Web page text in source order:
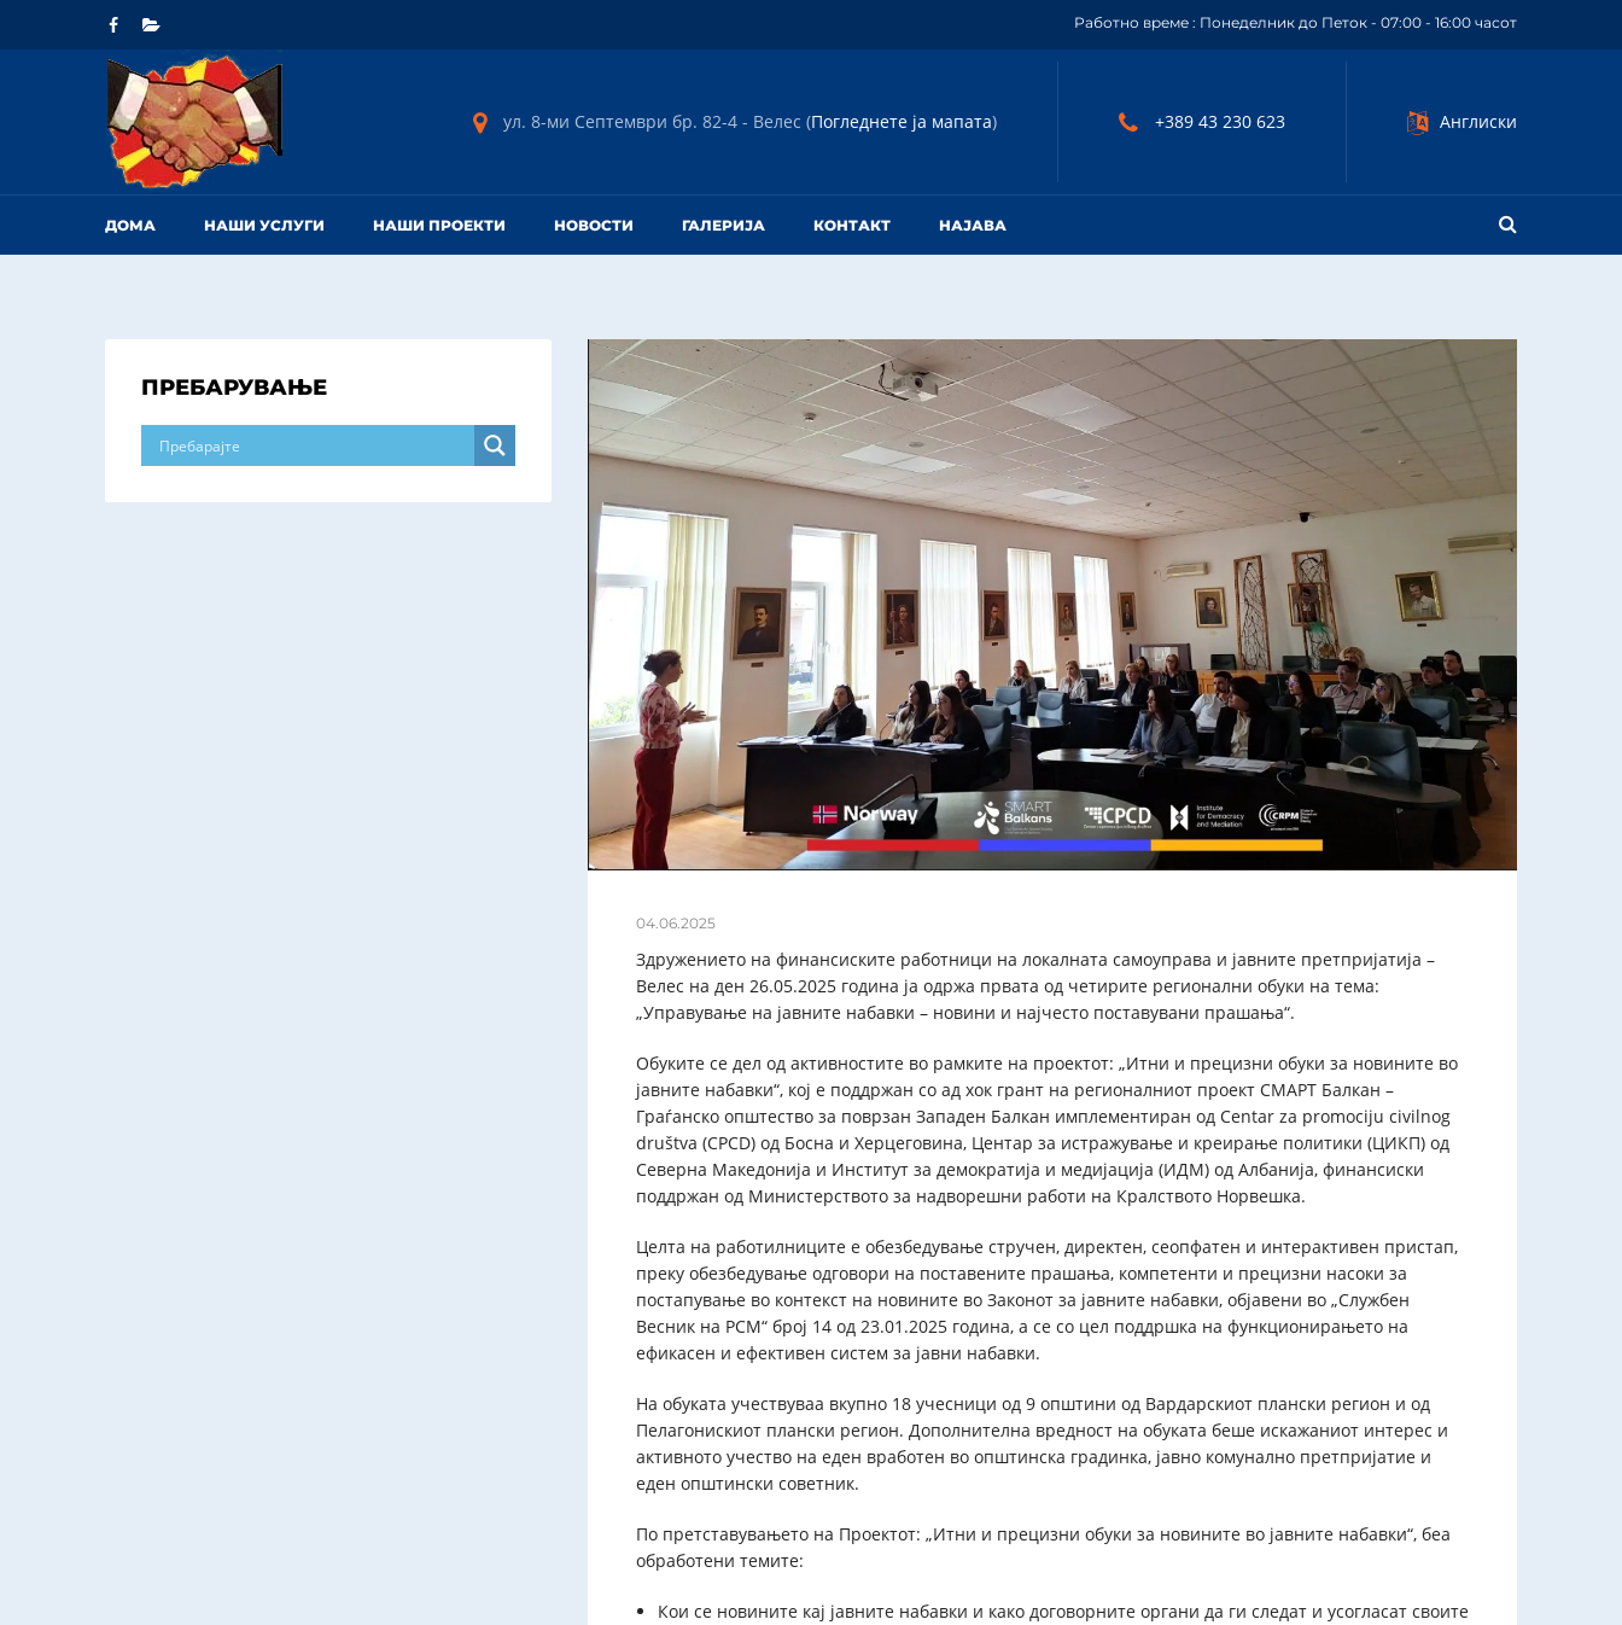
Работно време : Понеделник до Петок - 07:00 - 16:00 часот
ул. 8-ми Септември бр. 82-4 - Велес (Погледнете ја мапата) +389 43 230 623 Англиски
ДОМА НАШИ УСЛУГИ НАШИ ПРОЕКТИ НОВОСТИ ГАЛЕРИЈА КОНТАКТ НАЈАВА
04.06.2025
Здружението на финансиските работници на локалната самоуправа и јавните претпријатија –
Велес на ден 26.05.2025 година ја одржа првата од четирите регионални обуки на тема:
„Управување на јавните набавки – новини и најчесто поставувани прашања“.
Обуките се дел од активностите во рамките на проектот: „Итни и прецизни обуки за новините во
јавните набавки“, кој е поддржан со ад хок грант на регионалниот проект СМАРТ Балкан –
Граѓанско општество за поврзан Западен Балкан имплементиран од Centar za promociju civilnog
društva (CPCD) од Босна и Херцеговина, Центар за истражување и креирање политики (ЦИКП) од
Северна Македонија и Институт за демократија и медијација (ИДМ) од Албанија, финансиски
поддржан од Министерството за надворешни работи на Кралството Норвешка.
Целта на работилниците е обезбедување стручен, директен, сеопфатен и интерактивен пристап,
преку обезбедување одговори на поставените прашања, компетенти и прецизни насоки за
постапување во контекст на новините во Законот за јавните набавки, објавени во „Службен
Весник на РСМ“ број 14 од 23.01.2025 година, а се со цел поддршка на функционирањето на
ефикасен и ефективен систем за јавни набавки.
На обуката учествуваа вкупно 18 учесници од 9 општини од Вардарскиот плански регион и од
Пелагонискиот плански регион. Дополнителна вредност на обуката беше искажаниот интерес и
активното учество на еден вработен во општинска градинка, јавно комунално претпријатие и
еден општински советник.
По претставувањето на Проектот: „Итни и прецизни обуки за новините во јавните набавки“, беа
обработени темите:
Кои се новините кај јавните набавки и како договорните органи да ги следат и усогласат своите
ПРЕБАРУВАЊЕ